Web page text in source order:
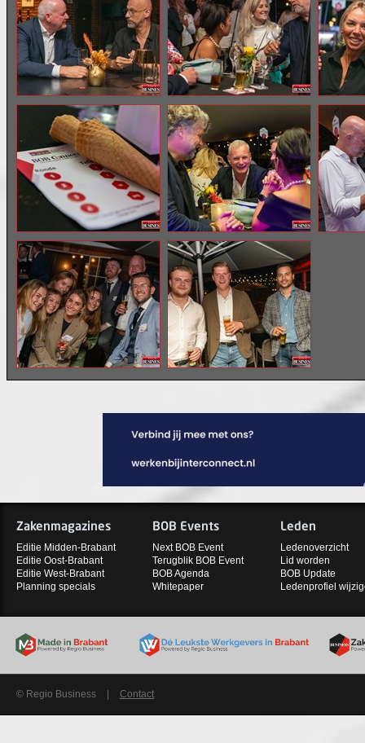
Zakenmagazines
Editie Midden-Brabant
Editie Oost-Brabant
Editie West-Brabant
Planning specials
BOB Events
Next BOB Event
Terugblik BOB Event
BOB Agenda
Whitepaper
Leden
Ledenoverzicht
Lid worden
BOB Update
Ledenprofiel
© Regio Business Contact